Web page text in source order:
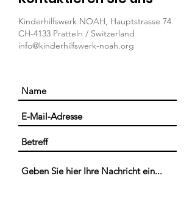
Kinderhilfswerk NOAH, Hauptstrasse 74
CH-4133 Pratteln / Switzerland
info@kinderhilfswerk-noah.org